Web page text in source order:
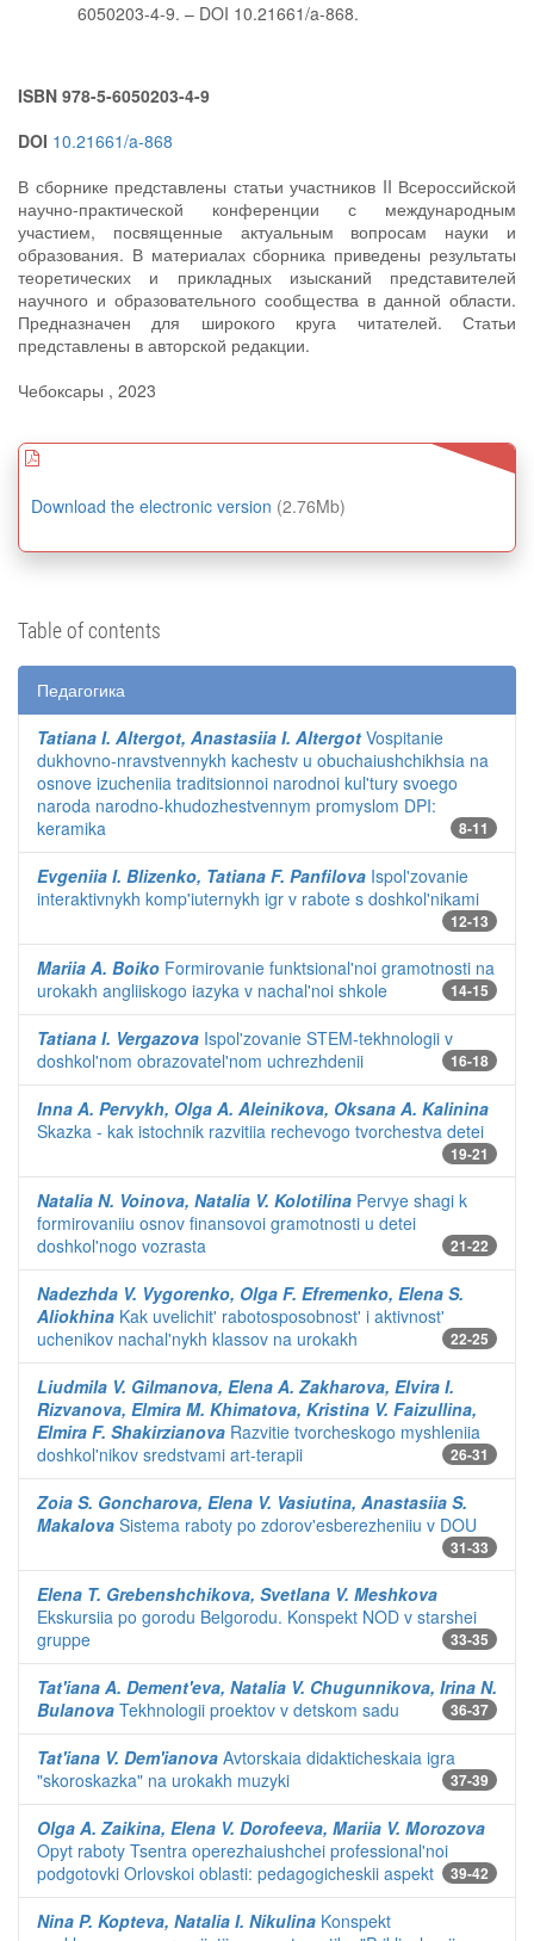
6050203-4-9. – DOI 10.21661/a-868.
ISBN 978-5-6050203-4-9
DOI 10.21661/a-868
В сборнике представлены статьи участников II Всероссийской
научно-практической конференции с международным
участием, посвященные актуальным вопросам науки и
образования. В материалах сборника приведены результаты
теоретических и прикладных изысканий представителей
научного и образовательного сообщества в данной области.
Предназначен для широкого круга читателей. Статьи
представлены в авторской редакции.
Чебоксары , 2023
Download the electronic version (2.76Mb)
Table of contents
Педагогика
Tatiana I. Altergot, Anastasiia I. Altergot Vospitanie
dukhovno-nravstvennykh kachestv u obuchaiushchikhsia na
osnove izucheniia traditsionnoi narodnoi kul'tury svoego
naroda narodno-khudozhestvennym promyslom DPI:
keramika
8-11
Evgeniia I. Blizenko, Tatiana F. Panfilova Ispol'zovanie
interaktivnykh komp'iuternykh igr v rabote s doshkol'nikami
12-13
Mariia A. Boiko Formirovanie funktsional'noi gramotnosti na
urokakh angliiskogo iazyka v nachal'noi shkole
14-15
Tatiana I. Vergazova Ispol'zovanie STEM-tekhnologii v
doshkol'nom obrazovatel'nom uchrezhdenii
16-18
Inna A. Pervykh, Olga A. Aleinikova, Oksana A. Kalinina
Skazka - kak istochnik razvitiia rechevogo tvorchestva detei
19-21
Natalia N. Voinova, Natalia V. Kolotilina Pervye shagi k
formirovaniiu osnov finansovoi gramotnosti u detei
doshkol'nogo vozrasta
21-22
Nadezhda V. Vygorenko, Olga F. Efremenko, Elena S.
Aliokhina Kak uvelichit' rabotosposobnost' i aktivnost'
uchenikov nachal'nykh klassov na urokakh
22-25
Liudmila V. Gilmanova, Elena A. Zakharova, Elvira I.
Rizvanova, Elmira M. Khimatova, Kristina V. Faizullina,
Elmira F. Shakirzianova Razvitie tvorcheskogo myshleniia
doshkol'nikov sredstvami art-terapii
26-31
Zoia S. Goncharova, Elena V. Vasiutina, Anastasiia S.
Makalova Sistema raboty po zdorov'esberezheniiu v DOU
31-33
Elena T. Grebenshchikova, Svetlana V. Meshkova
Ekskursiia po gorodu Belgorodu. Konspekt NOD v starshei
gruppe
33-35
Tat'iana A. Dement'eva, Natalia V. Chugunnikova, Irina N.
Bulanova Tekhnologii proektov v detskom sadu 36-37
Tat'iana V. Dem'ianova Avtorskaia didakticheskaia igra
"skoroskazka" na urokakh muzyki
37-39
Olga A. Zaikina, Elena V. Dorofeeva, Mariia V. Morozova
Opyt raboty Tsentra operezhaiushchei professional'noi
podgotovki Orlovskoi oblasti: pedagogicheskii aspekt
39-42
Nina P. Kopteva, Natalia I. Nikulina Konspekt